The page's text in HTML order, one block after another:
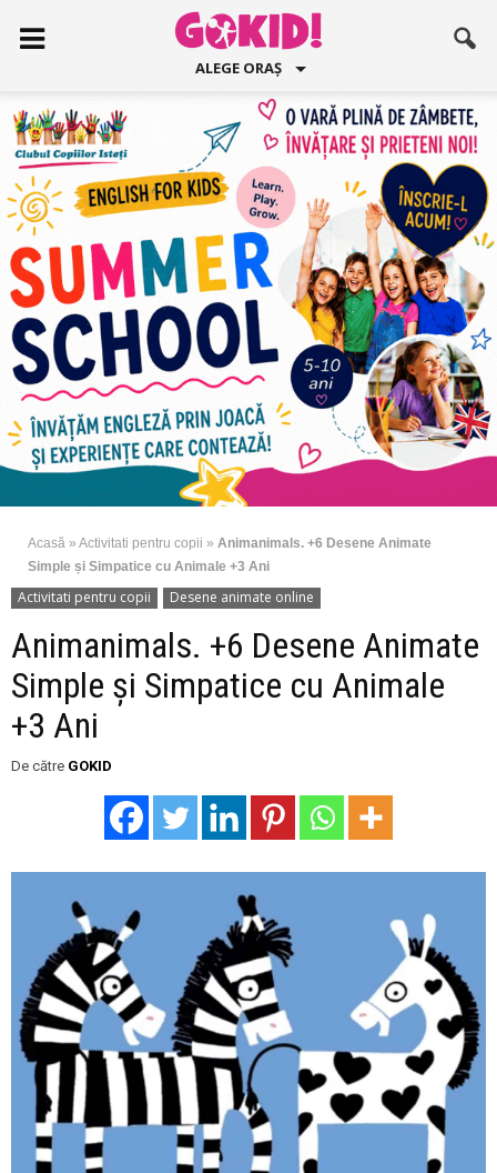
ALEGE ORAȘ
Acasă » Activitati pentru copii » Animanimals. +6 Desene Animate
Simple și Simpatice cu Animale +3 Ani
Activitati pentru copii Desene animate online
Animanimals. +6 Desene Animate
Simple și Simpatice cu Animale
+3 Ani
De către GOKID